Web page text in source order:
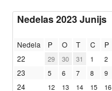
Nedelas 2023 Junijs
Nedela P O T C P
22
29 30 31 1 2
23 5 6 7 8 9
24 12 13 14 15 16